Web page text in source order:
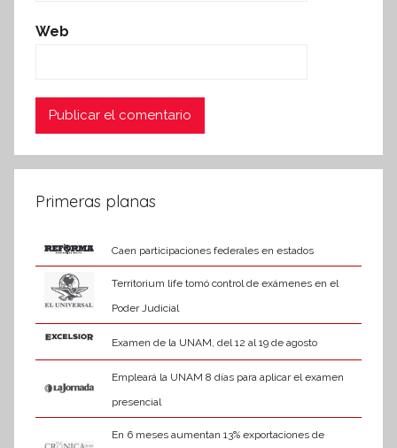
Web
Primeras planas
Caen participaciones federales en estados
Territorium life tomó control de exámenes en el
Poder Judicial
Examen de la UNAM, del 12 al 19 de agosto
Empleará la UNAM 8 días para aplicar el examen
presencial
En 6 meses aumentan 13% exportaciones de